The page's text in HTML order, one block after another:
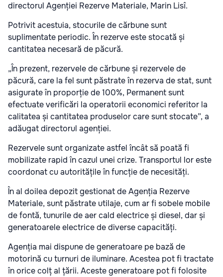
directorul Agenției Rezerve Materiale, Marin Lisî.
Potrivit acestuia, stocurile de cărbune sunt
suplimentate periodic. În rezerve este stocată și
cantitatea necesară de păcură.
„În prezent, rezervele de cărbune și rezervele de
păcură, care la fel sunt păstrate în rezerva de stat, sunt
asigurate în proporție de 100%, Permanent sunt
efectuate verificări la operatorii economici referitor la
calitatea și cantitatea produselor care sunt stocate”, a
adăugat directorul agenției.
Rezervele sunt organizate astfel încât să poată fi
mobilizate rapid în cazul unei crize. Transportul lor este
coordonat cu autoritățile în funcție de necesități.
În al doilea depozit gestionat de Agenția Rezerve
Materiale, sunt păstrate utilaje, cum ar fi sobele mobile
de fontă, tunurile de aer cald electrice și diesel, dar și
generatoarele electrice de diverse capacități.
Agenția mai dispune de generatoare pe bază de
motorină cu turnuri de iluminare. Acestea pot fi tractate
în orice colț al țării. Aceste generatoare pot fi folosite